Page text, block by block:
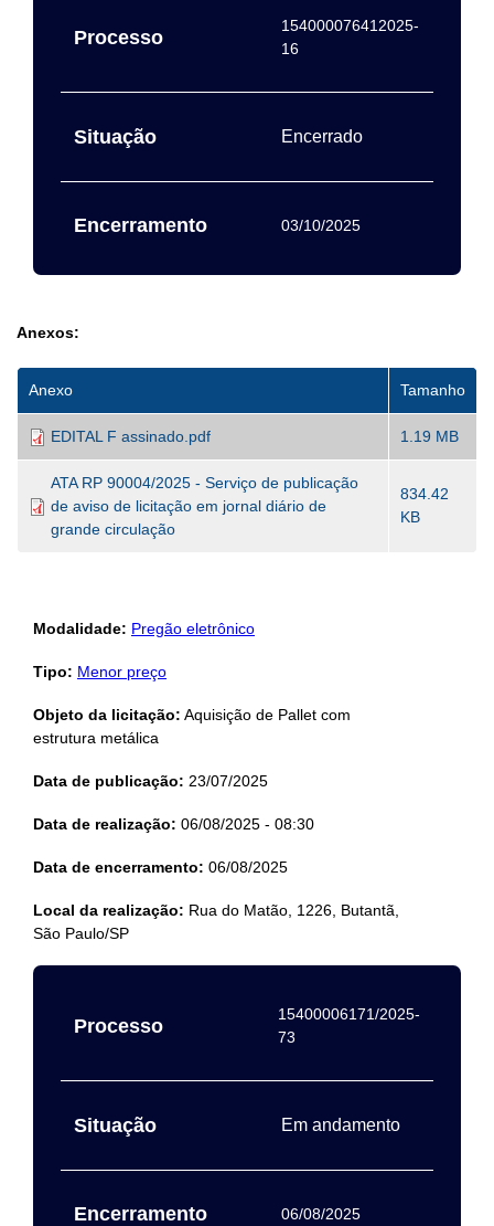
Processo
154000076412025-
16
Situação Encerrado
Encerramento 03/10/2025
Anexos:
Anexo Tamanho
EDITAL F assinado.pdf 1.19 MB
ATA RP 90004/2025 - Serviço de publicação
de aviso de licitação em jornal diário de
grande circulação
834.42
KB
Modalidade: Pregão eletrônico
Tipo: Menor preço
Objeto da licitação: Aquisição de Pallet com
estrutura metálica
Data de publicação: 23/07/2025
Data de realização: 06/08/2025 - 08:30
Data de encerramento: 06/08/2025
Local da realização: Rua do Matão, 1226, Butantã,
São Paulo/SP
Processo
15400006171/2025-
73
Situação Em andamento
Encerramento 06/08/2025